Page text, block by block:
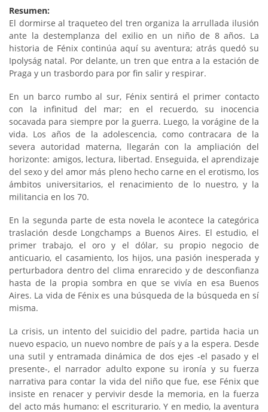
Resumen:
El dormirse al traqueteo del tren organiza la arrullada ilusión
ante la destemplanza del exilio en un niño de 8 años. La
historia de Fénix continúa aquí su aventura; atrás quedó su
Ipolyság natal. Por delante, un tren que entra a la estación de
Praga y un trasbordo para por fin salir y respirar.
En un barco rumbo al sur, Fénix sentirá el primer contacto
con la infinitud del mar; en el recuerdo, su inocencia
socavada para siempre por la guerra. Luego, la vorágine de la
vida. Los años de la adolescencia, como contracara de la
severa autoridad materna, llegarán con la ampliación del
horizonte: amigos, lectura, libertad. Enseguida, el aprendizaje
del sexo y del amor más pleno hecho carne en el erotismo, los
ámbitos universitarios, el renacimiento de lo nuestro, y la
militancia en los 70.
En la segunda parte de esta novela le acontece la categórica
traslación desde Longchamps a Buenos Aires. El estudio, el
primer trabajo, el oro y el dólar, su propio negocio de
anticuario, el casamiento, los hijos, una pasión inesperada y
perturbadora dentro del clima enrarecido y de desconfianza
hasta de la propia sombra en que se vivía en esa Buenos
Aires. La vida de Fénix es una búsqueda de la búsqueda en sí
misma.
La crisis, un intento del suicidio del padre, partida hacia un
nuevo espacio, un nuevo nombre de país y a la espera. Desde
una sutil y entramada dinámica de dos ejes -el pasado y el
presente-, el narrador adulto expone su ironía y su fuerza
narrativa para contar la vida del niño que fue, ese Fénix que
insiste en renacer y pervivir desde la memoria, en la fuerza
del acto más humano: el escriturario. Y en medio, la aventura